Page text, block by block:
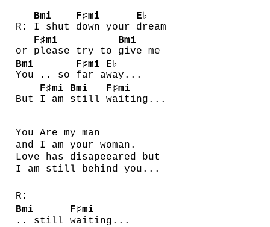
R:
Bmi
I shut
F♯mi
down your
E♭
dream
or
F♯mi
please try to
Bmi
give me
Bmi
You .. so
F♯mi
far a
E♭
way...
But
F♯mi
I am
Bmi
still
F♯mi
waiting...
You Are my man
and I am your woman.
Love has disapeeared but
I am still behind you...
R:
Bmi
.. still
F♯mi
waiting...